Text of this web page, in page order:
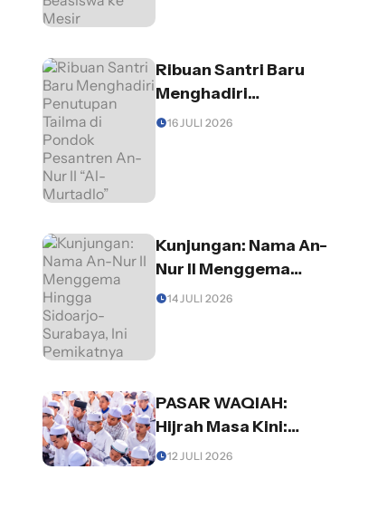
Ribuan Santri Baru
Menghadiri
Penutupan Tailma di
16 JULI 2026
Kunjungan: Nama An-
Nur II Menggema
Hingga Sidoarjo-
14 JULI 2026
PASAR WAQIAH:
Hijrah Masa Kini:
Mengubah Diri demi
12 JULI 2026